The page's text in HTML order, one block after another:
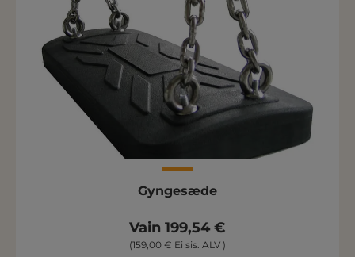
Gyngesæde
Vain 199,54 €
(159,00 € Ei sis. ALV )